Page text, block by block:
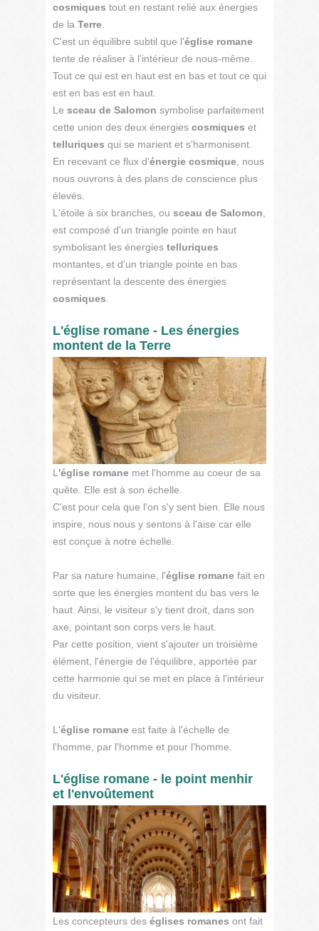
cosmiques tout en restant relié aux énergies
de la Terre
C'est un équilibre subtil que l'église romane
tente de réaliser à l'intérieur de nous-même.
Tout ce qui est en haut est en bas et tout ce qui
est en bas est en haut.
Le sceau de Salomon symbolise parfaitement
cette union des deux énergies cosmiques et
telluriques qui se marient et s'harmonisent.
En recevant ce flux d'énergie cosmique , nous
nous ouvrons à des plans de conscience plus
élevés.
L'étoile à six branches, ou sceau de Salomon
est composé d'un triangle pointe en haut
symbolisant les énergies telluriques
montantes, et d'un triangle pointe en bas
représentant la descente des énergies
cosmiques
L'église romane - Les énergies
montent de la Terre
L 'église romane met l'homme au coeur de sa
quête. Elle est à son échelle.
C'est pour cela que l'on s'y sent bien. Elle nous
inspire, nous nous y sentons à l'aise car elle
est conçue à notre échelle.
Par sa nature humaine, l'église romane fait en
sorte que les énergies montent du bas vers le
haut. Ainsi, le visiteur s'y tient droit, dans son
axe, pointant son corps vers le haut.
Par cette position, vient s'ajouter un troisième
élément, l'énergie de l'équilibre, apportée par
cette harmonie qui se met en place à l'intérieur
du visiteur.
L'église romane est faite à l'échelle de
l'homme, par l'homme et pour l'homme.
L'église romane - le point menhir
et l'envoûtement
Les concepteurs des églises romanes ont fait